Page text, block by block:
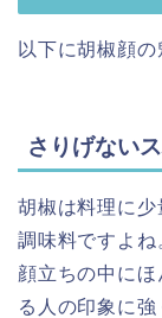
以下に胡椒顔の
さりげない
胡椒は料理に少
調味料ですよ
顔立ちの中に
る人の印象に